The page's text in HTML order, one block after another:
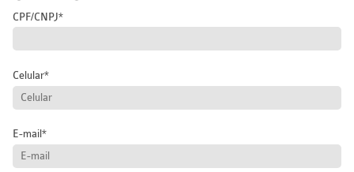
CPF/CNPJ
Celular
E-mail